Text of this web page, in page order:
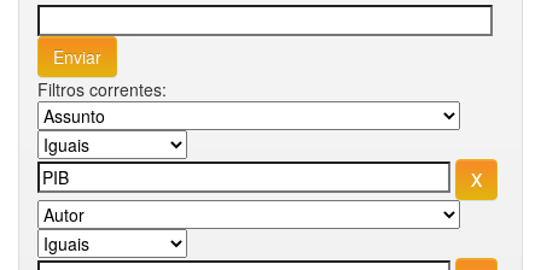
Filtros correntes: